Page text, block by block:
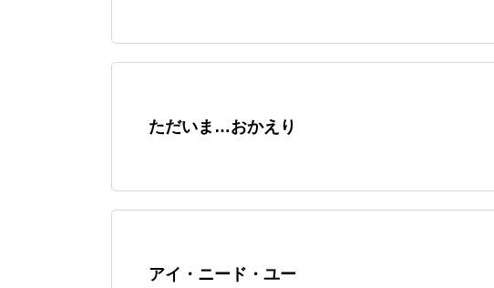
ただいま…おかえり
アイ・ニード・ユー